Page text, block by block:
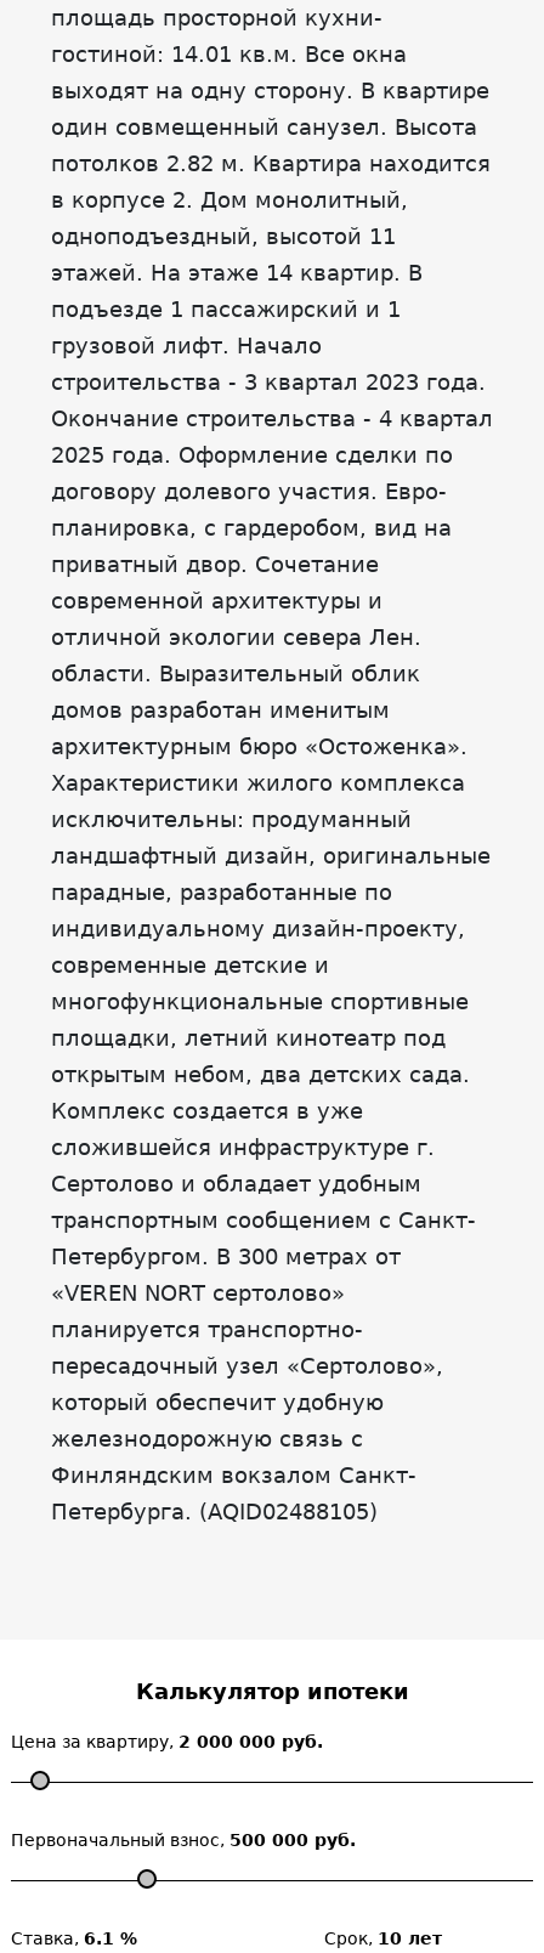
площадь просторной куxни-
гостиной: 14.01 кв.м. Все окна
выходят на одну сторону. В квартире
один совмещенный санузел. Высота
потолков 2.82 м. Квартира находится
в корпусе 2. Дом монолитный,
одноподъездный, высотой 11
этажей. На этаже 14 квартир. В
подъезде 1 пассажирский и 1
грузовой лифт. Начало
строительства - 3 квартал 2023 года.
Окончание строительства - 4 квартал
2025 года. Оформление сделки по
договору долевого участия. Евро-
планировка, с гардеробом, вид на
приватный двор. Сочетание
современной архитектуры и
отличной экологии севера Лен.
области. Выразительный облик
домов разработан именитым
архитектурным бюро «Остоженка».
Характеристики жилого комплекса
исключительны: продуманный
ландшафтный дизайн, оригинальные
парадные, разработанные по
индивидуальному дизайн-проекту,
современные детские и
многофункциональные спортивные
площадки, летний кинотеатр под
открытым небом, два детских сада.
Комплекс создается в уже
сложившейся инфраструктуре г.
Сертолово и обладает удобным
транспортным сообщением с Санкт-
Петербургом. В 300 метрах от
«VEREN NORT сертолово»
планируется транспортно-
пересадочный узел «Сертолово»,
который обеспечит удобную
железнодорожную связь с
Финляндским вокзалом Санкт-
Петербурга. (AQID02488105)
Калькулятор ипотеки
Цена за квартиру, 2 000 000 руб.
Первоначальный взнос, 500 000 руб.
Ставка, 6.1 % Срок, 10 лет